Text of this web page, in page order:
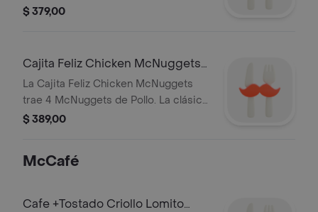
cebolla. La clásica Cajita Feliz ahora
$ 379,00
Cajita Feliz Chicken McNuggets
4unidades
La Cajita Feliz Chicken McNuggets
trae 4 McNuggets de Pollo. La clásica
Cajita Feliz ahora más nutritiva y
$ 389,00
McCafé
Cafe +Tostado Criollo Lomito